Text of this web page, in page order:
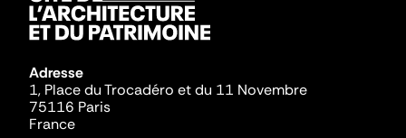
Adresse
1, Place du Trocadéro et du 11 Novembre
75116 Paris
France